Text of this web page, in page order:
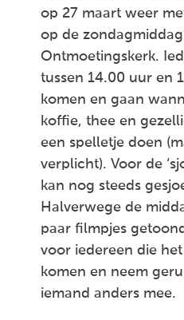
op 27 maart weer
op de
Ontmoetingskerk.
tussen 14.00 uur en
komen en gaan
koffie, thee en
een spelletje doen
verplicht). Voor de
kan nog steeds
Halverwege de
paar filmpjes
voor iedereen die
komen en neem
iemand anders mee.